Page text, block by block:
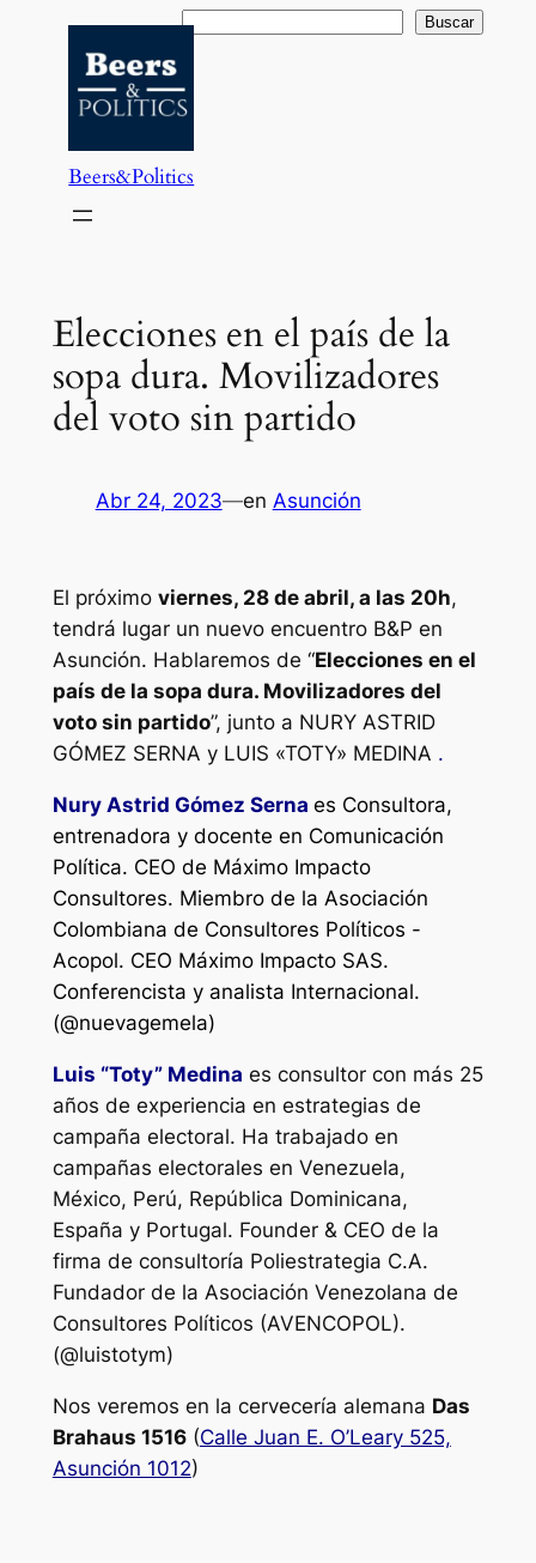
contenido
Buscar Buscar
Beers&Politics
Elecciones en el país de la
sopa dura. Movilizadores
del voto sin partido
Abr 24, 2023—en Asunción
El próximo viernes, 28 de abril, a las 20h,
tendrá lugar un nuevo encuentro B&P en
Asunción. Hablaremos de “Elecciones en el
país de la sopa dura. Movilizadores del
voto sin partido”, junto a NURY ASTRID
GÓMEZ SERNA y LUIS «TOTY» MEDINA .
Nury Astrid Gómez Serna es Consultora,
entrenadora y docente en Comunicación
Política. CEO de Máximo Impacto
Consultores. Miembro de la Asociación
Colombiana de Consultores Políticos -
Acopol. CEO Máximo Impacto SAS.
Conferencista y analista Internacional.
(@nuevagemela)
Luis “Toty” Medina es consultor con más 25
años de experiencia en estrategias de
campaña electoral. Ha trabajado en
campañas electorales en Venezuela,
México, Perú, República Dominicana,
España y Portugal. Founder & CEO de la
firma de consultoría Poliestrategia C.A.
Fundador de la Asociación Venezolana de
Consultores Políticos (AVENCOPOL).
(@luistotym)
Nos veremos en la cervecería alemana Das
Brahaus 1516(Calle Juan E. O’Leary 525,
Asunción 1012)